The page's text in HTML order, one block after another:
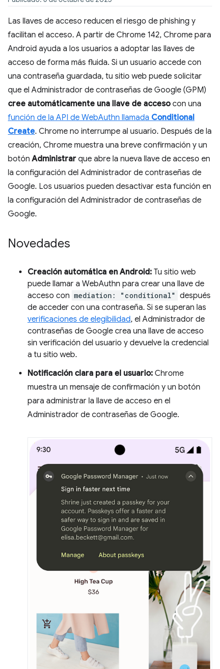
Las llaves de acceso reducen el riesgo de phishing y
facilitan el acceso. A partir de Chrome 142, Chrome para
Android ayuda a los usuarios a adoptar las llaves de
acceso de forma más fluida. Si un usuario accede con
una contraseña guardada, tu sitio web puede solicitar
que el Administrador de contraseñas de Google (GPM)
cree automáticamente una llave de accesocon una
función de la API de WebAuthn llamada Conditional
Create. Chrome no interrumpe al usuario. Después de la
creación, Chrome muestra una breve confirmación y un
botónAdministrar que abre la nueva llave de acceso en
la configuración del Administrador de contraseñas de
Google. Los usuarios pueden desactivar esta función en
la configuración del Administrador de contraseñas de
Google.
Novedades
Creación automática en Android: Tu sitio web
puede llamar a WebAuthn para crear una llave de
acceso con mediation: "conditional" después
de acceder con una contraseña. Si se superan las
verificaciones de elegibilidad, el Administrador de
contraseñas de Google crea una llave de acceso
sin verificación del usuario y devuelve la credencial
a tu sitio web.
Notificación clara para el usuario: Chrome
muestra un mensaje de confirmación y un botón
para administrar la llave de acceso en el
Administrador de contraseñas de Google.